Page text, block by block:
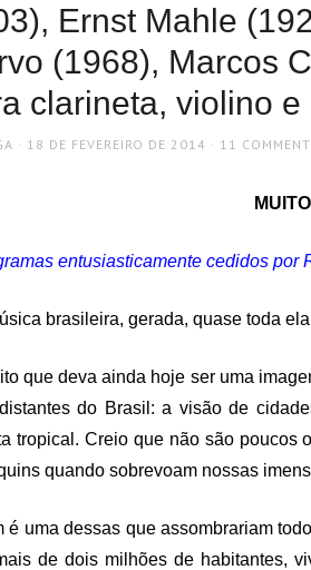
Ernst Mahle
(1968), Marcos
clarineta, violino
POSTED
18 DE FEVEREIRO DE 2014 11
entusiasticamente cedidos por
brasileira, gerada, quase toda
que deva ainda hoje ser uma
do Brasil: a visão de
tropical. Creio que não são poucos
quando sobrevoam nossas
é uma dessas que assombrariam
de dois milhões de habitantes,